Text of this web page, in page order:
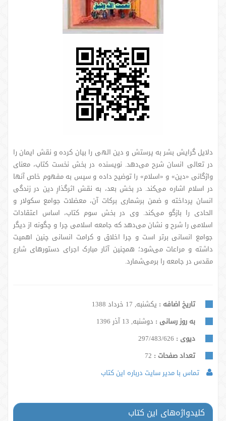
دلایل گرایش بشر به پرستش و دین الهی را بیان کرده و نقش ایمان را
در تعالی انسان شرح می‌دهد. نویسنده در بخش نخست کتاب، معنای
واژگانی «دین» و «اسلام» را توضیح داده و سپس به مفهوم خاص آنها
در اسلام اشاره می‌کند. در بخش بعد، به نقش اثرگذارِ دین در زندگی
انسان پرداخته و ضمن برشماری برکات آن، معضلات جوامع سکولار و
الحادی را بازگو می‌کند. وی در بخش سوم کتاب، اساس اعتقادات
اسلامی را شرح و نشان می‌دهد که جامعه اسلامی چرا و چگونه از دیگر
جوامع انسانی برتر است و چرا اخلاق و کرامت انسانی چنین اهمیت
داشته و مراعات می‌شود؛ همچنین آثار مبارک اجرای دستورهای شارع
مقدس در جامعه را برمی‌شمارد.
تاریخ اضافه : یکشنبه, 17 خرداد 1388
به روز رسانی : دوشنبه, 13 آذر 1396
دیوی : 297/483/626
تعداد صفحات :
تماس با مدیر سایت درباره این کتاب
کلیدواژه‌های این کتاب